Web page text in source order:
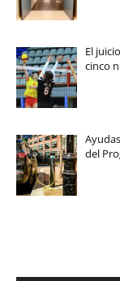
El
cinco
del